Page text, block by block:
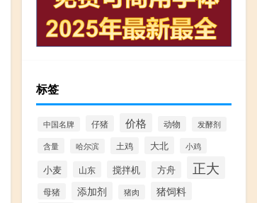
标签
中国名牌 仔猪 价格 动物 发酵剂
含量 哈尔滨 土鸡 大北 小鸡
小麦 山东 搅拌机 方舟 正大
母猪 添加剂 猪肉 猪饲料